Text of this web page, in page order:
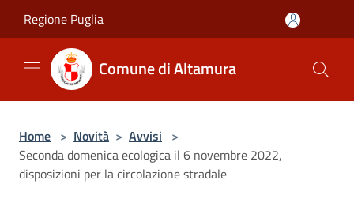
Regione Puglia
Comune di Altamura
Home > Novità > Avvisi >
Seconda domenica ecologica il 6 novembre 2022,
disposizioni per la circolazione stradale